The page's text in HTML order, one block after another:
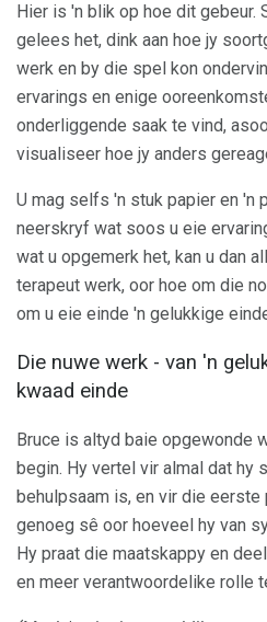
Hier is 'n blik op hoe dit gebeur.
gelees het, dink aan hoe jy
werk en by die spel kon
ervarings en enige
onderliggende saak te vind,
visualiseer hoe jy anders
U mag selfs 'n stuk papier en 'n
neerskryf wat soos u eie
wat u opgemerk het, kan u dan
terapeut werk, oor hoe om die
om u eie einde 'n gelukkige
Die nuwe werk - van 'n
kwaad einde
Bruce is altyd baie opgewonde
begin. Hy vertel vir almal dat hy
behulpsaam is, en vir die eerste
genoeg sê oor hoeveel hy van
Hy praat die maatskappy en
en meer verantwoordelike rolle